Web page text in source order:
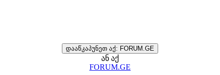
დააწკაპუნეთ აქ: FORUM.GE
ან აქ
FORUM.GE